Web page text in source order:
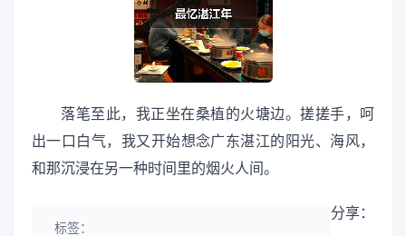
落笔至此，我正坐在桑植的火塘边。搓搓手，呵
出一口白气，我又开始想念广东湛江的阳光、海风，
和那沉浸在另一种时间里的烟火人间。
分享：
标签：